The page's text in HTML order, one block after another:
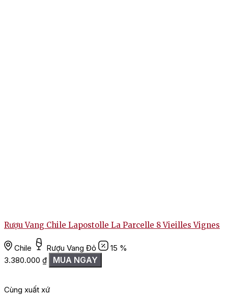
Rượu Vang Chile Lapostolle La Parcelle 8 Vieilles Vignes
Chile Rượu Vang Đỏ
15 %
3.380.000 ₫ MUA NGAY
Cùng xuất xứ